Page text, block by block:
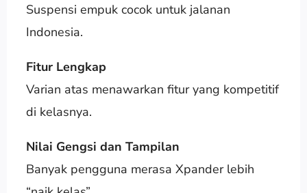
Suspensi empuk cocok untuk jalanan
Indonesia.
Fitur Lengkap
Varian atas menawarkan fitur yang kompetitif
di kelasnya.
Nilai Gengsi dan Tampilan
Banyak pengguna merasa Xpander lebih